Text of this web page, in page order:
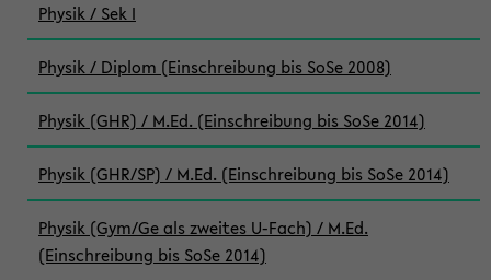
Physik / Sek I
Physik / Diplom (Einschreibung bis SoSe 2008)
Physik (GHR) / M.Ed. (Einschreibung bis SoSe 2014)
Physik (GHR/SP) / M.Ed. (Einschreibung bis SoSe 2014)
Physik (Gym/Ge als zweites U-Fach) / M.Ed.
(Einschreibung bis SoSe 2014)